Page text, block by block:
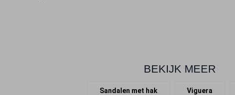
BEKIJK MEER
Sandalen met hak Viguera